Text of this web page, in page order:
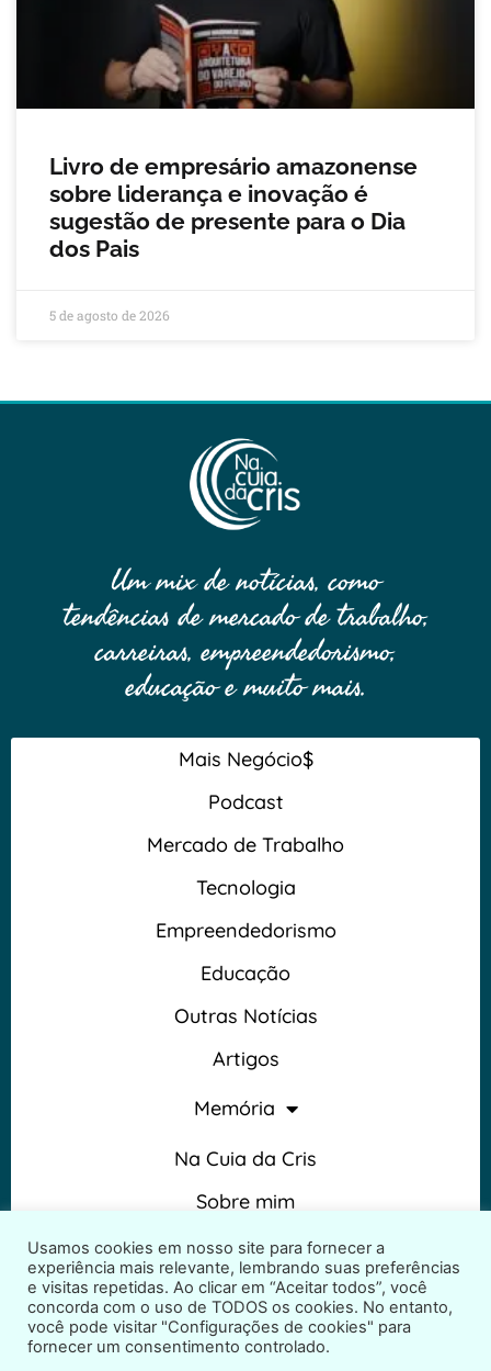
Livro de empresário amazonense
sobre liderança e inovação é
sugestão de presente para o Dia
dos Pais
5 de agosto de 2026
Um mix de notícias, como
tendências de mercado de trabalho,
carreiras, empreendedorismo,
educação e muito mais.
Mais Negócio$
Podcast
Mercado de Trabalho
Tecnologia
Empreendedorismo
Educação
Outras Notícias
Artigos
Memória
Na Cuia da Cris
Sobre mim
Termos e Condições
Usamos cookies em nosso site para fornecer a
experiência mais relevante, lembrando suas preferências
e visitas repetidas. Ao clicar em “Aceitar todos”, você
concorda com o uso de TODOS os cookies. No entanto,
você pode visitar "Configurações de cookies" para
fornecer um consentimento controlado.